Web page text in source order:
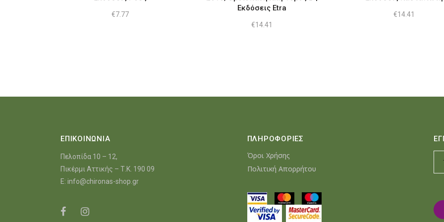
€7.77
Εκδόσεις Etra
€14.41
€14.41
ΕΠΙΚΟΙΝΩΝΙΑ
Πελοπίδα 10 – 12,
Πικέρμι Αττικής – Τ.Κ. 190 09
E: info@chironas-shop.gr
ΠΛΗΡΟΦΟΡΙΕΣ
Όροι Χρήσης
Πολιτική Απορρήτου